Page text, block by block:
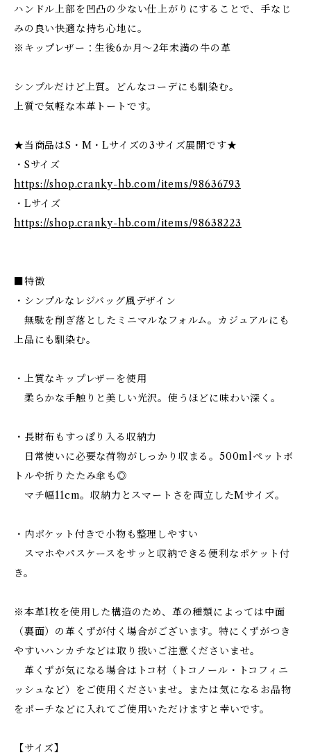
ハンドル上部を凹凸の少ない仕上がりにすることで、手なじ
みの良い快適な持ち心地に。
※キップレザー：生後6か月～2年未満の牛の革
シンプルだけど上質。どんなコーデにも馴染む。
上質で気軽な本革トートです。
★当商品はS・M・Lサイズの3サイズ展開です★
・Sサイズ
https://shop.cranky-hb.com/items/98636793
・Lサイズ
https://shop.cranky-hb.com/items/98638223
■特徴
・シンプルなレジバッグ風デザイン
無駄を削ぎ落としたミニマルなフォルム。カジュアルにも
上品にも馴染む。
・上質なキップレザーを使用
柔らかな手触りと美しい光沢。使うほどに味わい深く。
・長財布もすっぽり入る収納力
日常使いに必要な荷物がしっかり収まる。500mlペットボ
トルや折りたたみ傘も◎
マチ幅11cm。収納力とスマートさを両立したMサイズ。
・内ポケット付きで小物も整理しやすい
スマホやパスケースをサッと収納できる便利なポケット付
き。
※本革1枚を使用した構造のため、革の種類によっては中面
（裏面）の革くずが付く場合がございます。特にくずがつき
やすいハンカチなどは取り扱いご注意くださいませ。
革くずが気になる場合はトコ材（トコノール・トコフィニ
ッシュなど）をご使用くださいませ。または気になるお品物
をポーチなどに入れてご使用いただけますと幸いです。
【サイズ】